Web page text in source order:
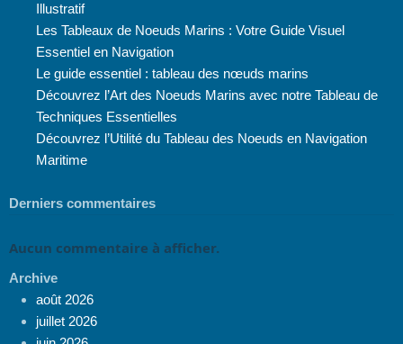
Illustratif
Les Tableaux de Noeuds Marins : Votre Guide Visuel
Essentiel en Navigation
Le guide essentiel : tableau des nœuds marins
Découvrez l’Art des Noeuds Marins avec notre Tableau de
Techniques Essentielles
Découvrez l’Utilité du Tableau des Noeuds en Navigation
Maritime
Derniers commentaires
Aucun commentaire à afficher.
Archive
août 2026
juillet 2026